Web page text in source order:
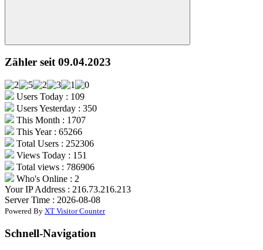
Suchen
Zähler seit 09.04.2023
Users Today : 109
Users Yesterday : 350
This Month : 1707
This Year : 65266
Total Users : 252306
Views Today : 151
Total views : 786906
Who's Online : 2
Your IP Address : 216.73.216.213
Server Time : 2026-08-08
Powered By XT Visitor Counter
Schnell-Navigation